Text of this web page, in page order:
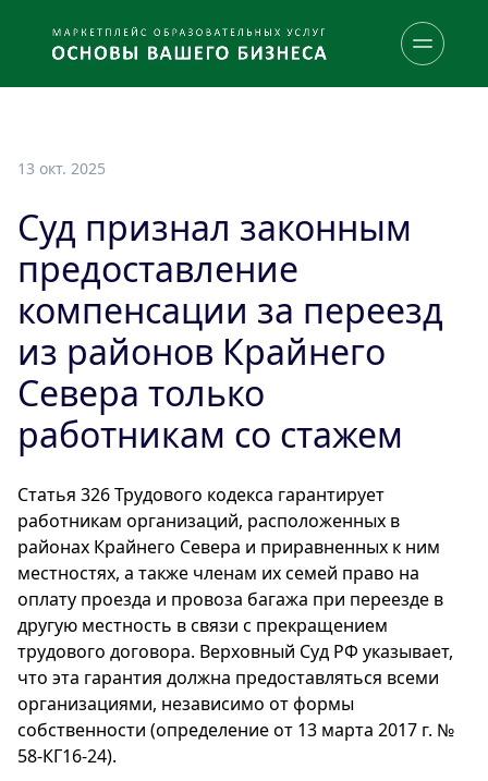
13 окт. 2025
Суд признал законным
предоставление
компенсации за переезд
из районов Крайнего
Севера только
работникам со стажем
Статья 326 Трудового кодекса гарантирует
работникам организаций, расположенных в
районах Крайнего Севера и приравненных к ним
местностях, а также членам их семей право на
оплату проезда и провоза багажа при переезде в
другую местность в связи с прекращением
трудового договора. Верховный Суд РФ указывает,
что эта гарантия должна предоставляться всеми
организациями, независимо от формы
собственности (определение от 13 марта 2017 г. №
58-КГ16-24).